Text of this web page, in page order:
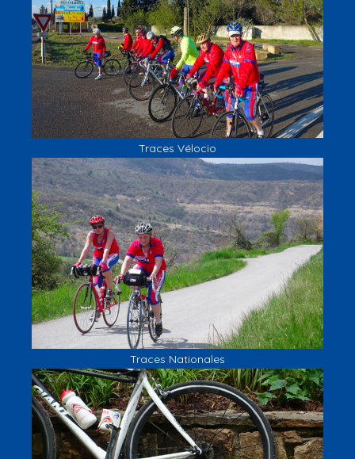
Traces Vélocio
Traces Nationales